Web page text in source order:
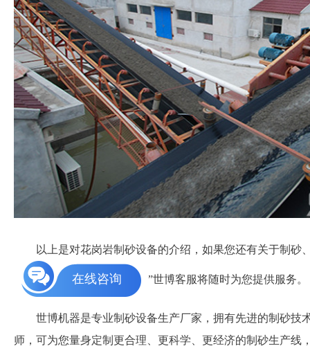
以上是对花岗岩制砂设备的介绍，如果您还有关于制砂
在线咨询 ”世博客服将随时为您提供服务。
世博机器是专业制砂设备生产厂家，拥有先进的制砂技
师，可为您量身定制更合理、更科学、更经济的制砂生产线